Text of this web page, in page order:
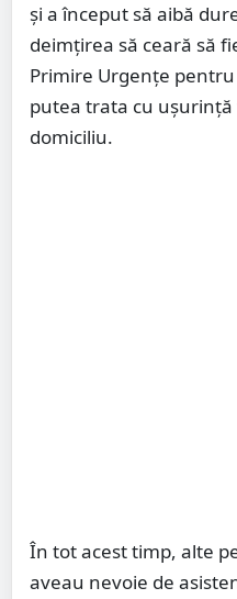
și a început să aibă
deimțirea să ceară să
Primire Urgențe pentru
putea trata cu ușurință
domiciliu.
În tot acest timp, alte
aveau nevoie de